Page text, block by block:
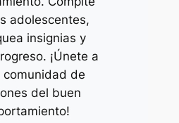
adolescentes,
insignias y
¡Únete a
comunidad de
del buen